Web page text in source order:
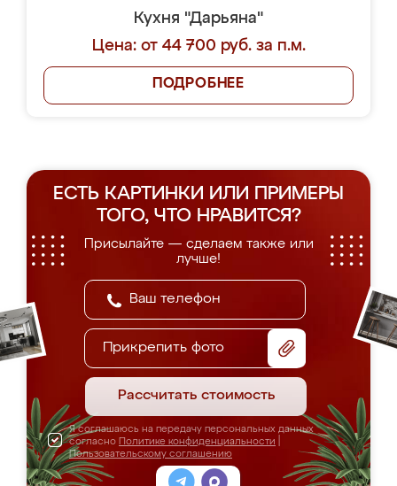
Кухня "Дарьяна"
Цена: от 44 700 руб. за п.м.
ПОДРОБНЕЕ
ЕСТЬ КАРТИНКИ ИЛИ ПРИМЕРЫ
ТОГО, ЧТО НРАВИТСЯ?
Присылайте — сделаем также или
лучше!
Прикрепить фото
Рассчитать стоимость
Я соглашаюсь на передачу персональных данных
согласно Политике конфиденциальности
Пользовательскому соглашению